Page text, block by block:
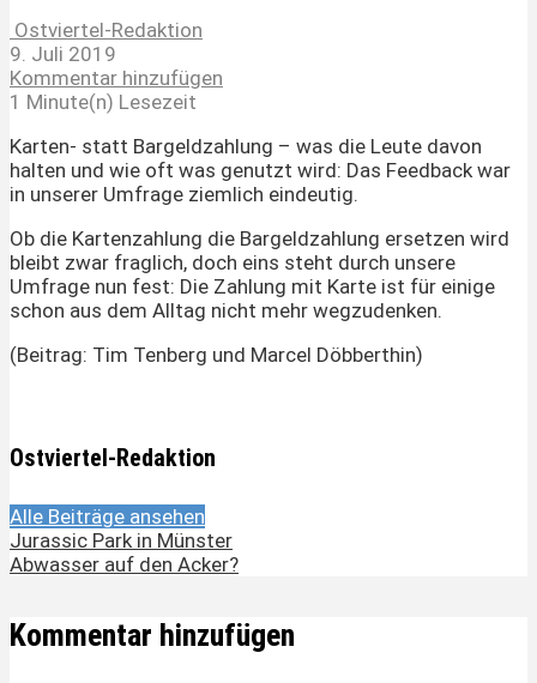
Ostviertel-Redaktion
9. Juli 2019
Kommentar hinzufügen
1 Minute(n) Lesezeit
Karten- statt Bargeldzahlung – was die Leute davon
halten und wie oft was genutzt wird: Das Feedback war
in unserer Umfrage ziemlich eindeutig.
Ob die Kartenzahlung die Bargeldzahlung ersetzen wird
bleibt zwar fraglich, doch eins steht durch unsere
Umfrage nun fest: Die Zahlung mit Karte ist für einige
schon aus dem Alltag nicht mehr wegzudenken.
(Beitrag: Tim Tenberg und Marcel Döbberthin)
Ostviertel-Redaktion
Alle Beiträge ansehen
Jurassic Park in Münster
Abwasser auf den Acker?
Kommentar hinzufügen